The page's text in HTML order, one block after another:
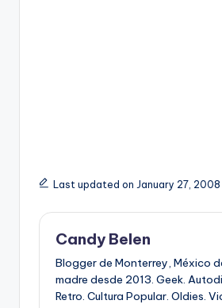
Last updated on January 27, 2008
Candy Belen
Blogger de Monterrey, México
madre desde 2013. Geek.
Retro. Cultura Popular. Oldies.